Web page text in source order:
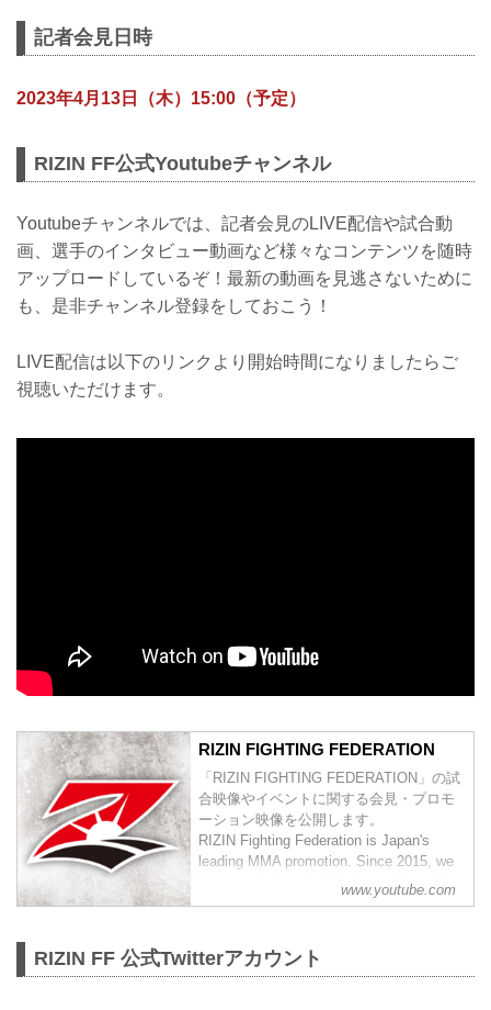
記者会見日時
2023年4月13日（木）15:00（予定）
RIZIN FF公式Youtubeチャンネル
Youtubeチャンネルでは、記者会見のLIVE配信や試合動
画、選手のインタビュー動画など様々なコンテンツを随時
アップロードしているぞ！最新の動画を見逃さないために
も、是非チャンネル登録をしておこう！
LIVE配信は以下のリンクより開始時間になりましたらご
視聴いただけます。
RIZIN FIGHTING FEDERATION
「RIZIN FIGHTING FEDERATION」の試
合映像やイベントに関する会見・プロモ
ーション映像を公開します。
RIZIN Fighting Federation is Japan's
leading MMA promotion. Since 2015, we
have carried on the fighting tradition of
previous world class MMA promotions
www.youtube.com
RIZIN FF 公式Twitterアカウント